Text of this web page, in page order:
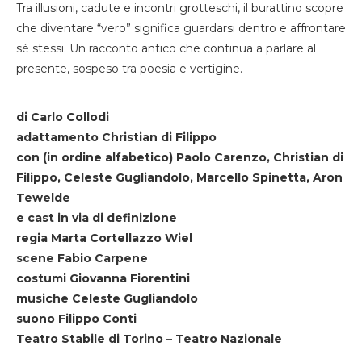
Tra illusioni, cadute e incontri grotteschi, il burattino scopre
che diventare “vero” significa guardarsi dentro e affrontare
sé stessi. Un racconto antico che continua a parlare al
presente, sospeso tra poesia e vertigine.
di Carlo Collodi
adattamento Christian di Filippo
con (in ordine alfabetico) Paolo Carenzo, Christian di
Filippo, Celeste Gugliandolo, Marcello Spinetta, Aron
Tewelde
e cast in via di definizione
regia Marta Cortellazzo Wiel
scene Fabio Carpene
costumi Giovanna Fiorentini
musiche Celeste Gugliandolo
suono Filippo Conti
Teatro Stabile di Torino – Teatro Nazionale